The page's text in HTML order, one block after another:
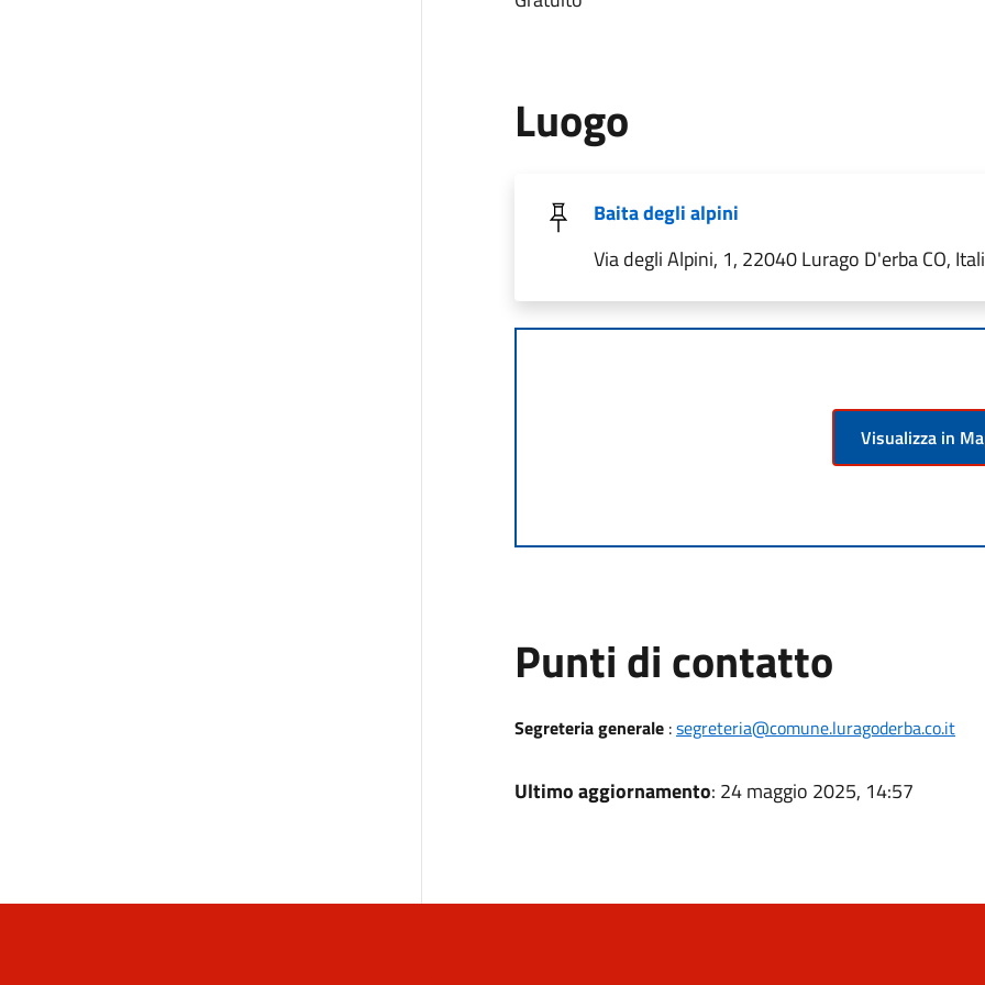
Luogo
Baita degli alpini
Via degli Alpini, 1, 22040 Lurago D'erba CO,
Visualizza in
Punti di contatto
Segreteria generale:segreteria@comune.luragoderba.co.it
Ultimo aggiornamento: 24 maggio 2025, 14:57